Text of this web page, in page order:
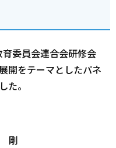
委員会連合会研修会
開をテーマとしたパネ
た。
剛